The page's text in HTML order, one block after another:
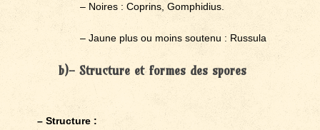
– Noires : Coprins, Gomphidius.
– Jaune plus ou moins soutenu : Russula
b)- Structure et formes des spores
– Structure :